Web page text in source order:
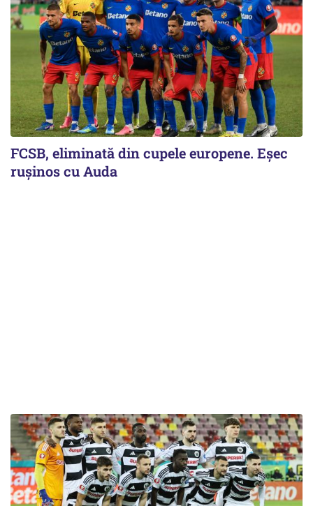
FCSB, eliminată din cupele europene. Eşec
ruşinos cu Auda